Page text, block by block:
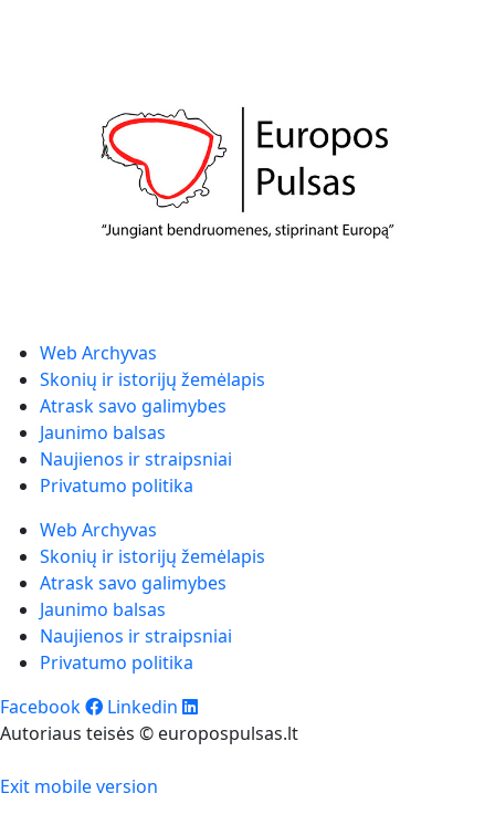
Web Archyvas
Skonių ir istorijų žemėlapis
Atrask savo galimybes
Jaunimo balsas
Naujienos ir straipsniai
Privatumo politika
Web Archyvas
Skonių ir istorijų žemėlapis
Atrask savo galimybes
Jaunimo balsas
Naujienos ir straipsniai
Privatumo politika
Facebook
Linkedin
Autoriaus teisės © europospulsas.lt
Exit mobile version